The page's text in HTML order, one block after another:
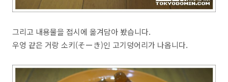
그리고 내용물을 접시에 옮겨담아 봤습니다.
우엉 같은 거랑 소키(そーき)인 고기덩어리가 나옵니다.